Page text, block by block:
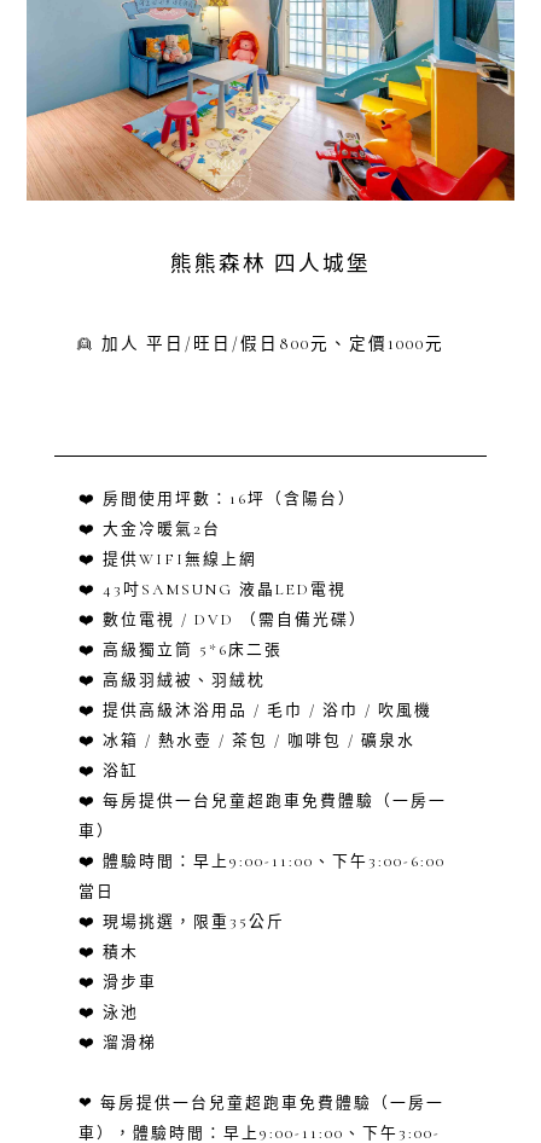
熊熊森林 四人城堡
👱 加人 平日/旺日/假日800元、定價1000元
❤️ 房間使用坪數：16坪（含陽台）
❤️ 大金冷暖氣2台
❤️ 提供WIFI無線上網
❤️ 43吋SAMSUNG 液晶LED電視
❤️ 數位電視 / DVD （需自備光碟）
❤️ 高級獨立筒 5*6床二張
❤️ 高級羽絨被、羽絨枕
❤️ 提供高級沐浴用品 / 毛巾 / 浴巾 / 吹風機
❤️ 冰箱 / 熱水壺 / 茶包 / 咖啡包 / 礦泉水
❤️ 浴缸
❤️ 每房提供一台兒童超跑車免費體驗（一房一
車）
❤️ 體驗時間：早上9:00-11:00、下午3:00-6:00
當日
❤️ 現場挑選，限重35公斤
❤️ 積木
❤️ 滑步車
❤️ 泳池
❤️ 溜滑梯
❤ 每房提供一台兒童超跑車免費體驗（一房一
車），體驗時間：早上9:00-11:00、下午3:00-